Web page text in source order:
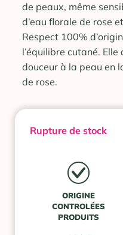
de peaux, même
d’eau florale de rose
Respect 100%
l’équilibre cutané.
douceur à la peau en
de rose.
Rupture de stock
ORIGINE
CONTROLÉES
PRODUITS